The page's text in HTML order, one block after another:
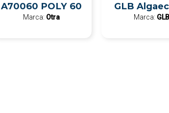
A70060 POLY 60
Marca: Otra
GLB
Marca: GLB